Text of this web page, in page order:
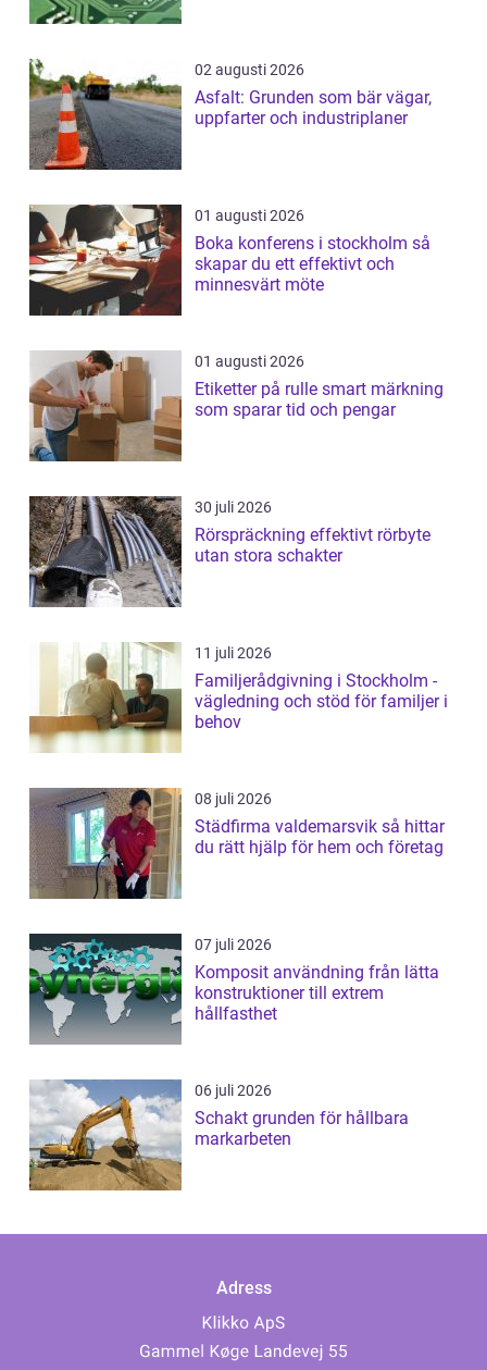
02 augusti 2026
Asfalt: Grunden som bär vägar,
uppfarter och industriplaner
01 augusti 2026
Boka konferens i stockholm så
skapar du ett effektivt och
minnesvärt möte
01 augusti 2026
Etiketter på rulle smart märkning
som sparar tid och pengar
30 juli 2026
Rörspräckning effektivt rörbyte
utan stora schakter
11 juli 2026
Familjerådgivning i Stockholm -
vägledning och stöd för familjer i
behov
08 juli 2026
Städfirma valdemarsvik så hittar
du rätt hjälp för hem och företag
07 juli 2026
Komposit användning från lätta
konstruktioner till extrem
hållfasthet
06 juli 2026
Schakt grunden för hållbara
markarbeten
Adress